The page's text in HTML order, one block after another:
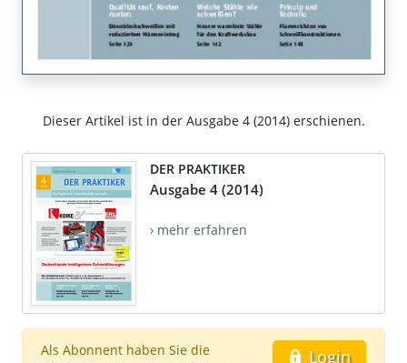
Dieser Artikel ist in der Ausgabe 4 (2014) erschienen.
DER PRAKTIKER
Ausgabe 4 (2014)
› mehr erfahren
Login
Als Abonnent haben Sie die